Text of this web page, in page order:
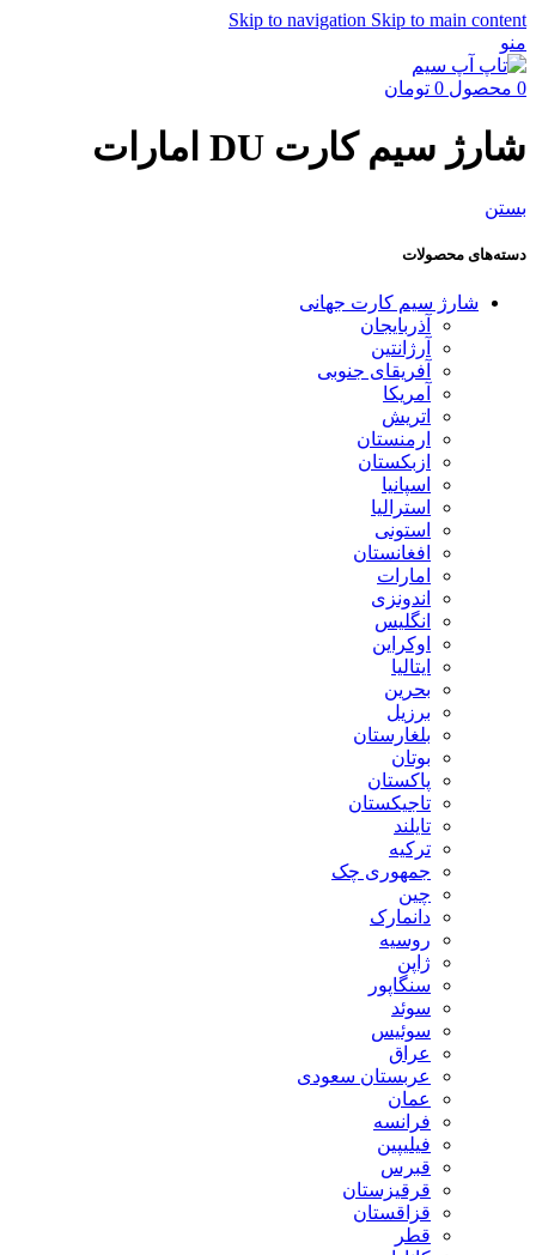
Skip to navigation Skip to main content
منو
0 محصول 0 تومان
شارژ سیم کارت DU امارات
بستن
دسته‌های محصولات
شارژ سیم کارت جهانی
آذربایجان
آرژانتین
آفریقای جنوبی
آمریکا
اتریش
ارمنستان
ازبکستان
اسپانیا
استرالیا
استونی
افغانستان
امارات
اندونزی
انگلیس
اوکراین
ایتالیا
بحرین
برزیل
بلغارستان
بوتان
پاکستان
تاجیکستان
تایلند
ترکیه
جمهوری چک
چین
دانمارک
روسیه
ژاپن
سنگاپور
سوئد
سوئیس
عراق
عربستان سعودی
عمان
فرانسه
فیلیپین
قبرس
قرقیزستان
قزاقستان
قطر